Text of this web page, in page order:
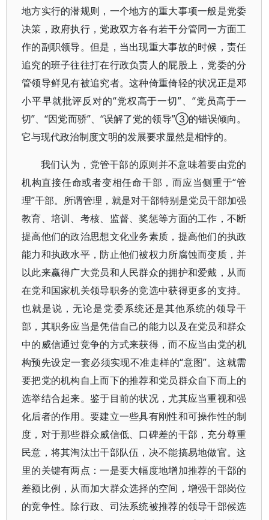
地方实行的潜规则，一个地方的重大事项一般是党委
决策，政府执行，党政双方各有若干分管同一方面工
作的副职领导。但是，当出现重大事故的时候，责任
追究的班子往往打在行政负责人的屁股上，党委的分
管领导鲜见有被追究者。这种倚重倚轻的状况正是邓
小平早就批评反对的“党权高于一切”、“党员高于一
切”、“因党而骄”、“误解了党的领导”③的错误倾向。
它与现代政治制度文明的发展要求显然是相悖的。
我们认为，党管干部的原则并不意味着要由党的
机构直接任命或者变相任命干部，而应当侧重于“管
理”干部。所谓管理，就是对干部特别是党员干部加强
教育、培训、考核、监督、奖惩等方面的工作，不断
提高他们的政治思想文化业务素质，提高他们的执政
能力和执政水平，防止他们被权力所腐蚀而变质，并
以此来赢得广大党员和人民群众的拥护和爱戴，从而
在党和国家机关领导职务的竞选中获得更多的支持。
也就是说，无论是党委系统还是其他系统的领导干
部，其职务应当是凭借自己的能力以及在党员和群众
中的威信通过竞争的方式来获得，而不应当由党的机
构预先设定一套必须实现不准走样的“意图”。这就需
要把党的机构自上而下的推荐和党员群众自下而上的
选举结合起来。鉴于目前的状况，尤其应当重视和强
化后者的作用。要建立一些具有刚性和可操作性的制
度，对于那些群众威信低、口碑差的干部，充分尊重
民意，将其淘汰岀干部队伍，决不能搞易地做官。这
里的关键有两点：一是要大幅度地增加推荐的干部的
差额比例，从而加大群众选择的空间，增强干部岗位
的竞争性。除行政、司法系统被推荐的领导干部候选